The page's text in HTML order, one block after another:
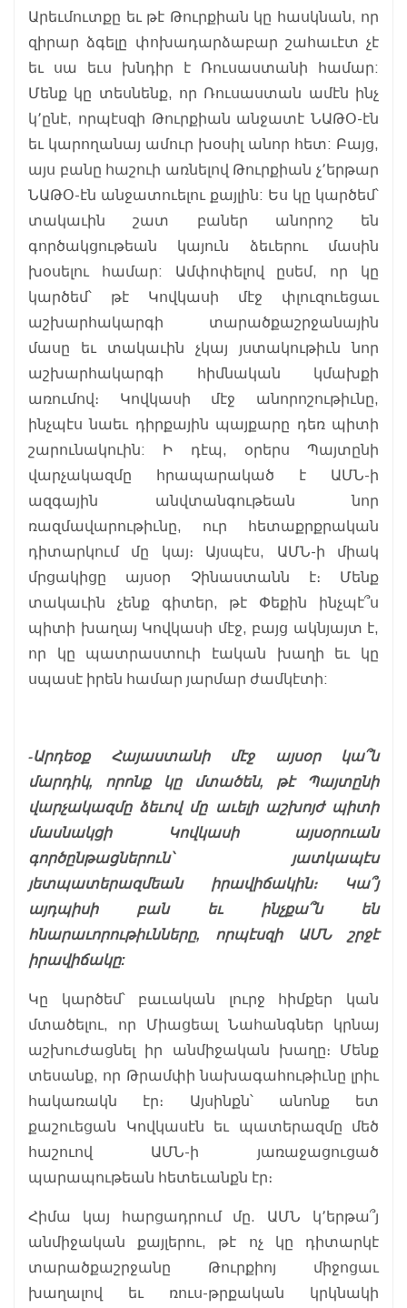
Արեւմուտքը եւ թէ Թուրքիան կը հասկնան, որ
զիրար ձգելը փոխադարձաբար շահաւէտ չէ
եւ սա եւս խնդիր է Ռուսաստանի համար:
Մենք կը տեսնենք, որ Ռուսաստան ամէն ինչ
կ՚ընէ, որպէսզի Թուրքիան անջատէ ՆԱԹՕ-էն
եւ կարողանայ ամուր խօսիլ անոր հետ: Բայց,
այս բանը հաշուի առնելով Թուրքիան չ՚երթար
ՆԱԹՕ-էն անջատուելու քայլին: Ես կը կարծեմ՝
տակաւին շատ բաներ անորոշ են
գործակցութեան կայուն ձեւերու մասին
խօսելու համար: Ամփոփելով ըսեմ, որ կը
կարծեմ՝ թէ Կովկասի մէջ փլուզուեցաւ
աշխարհակարգի տարածքաշրջանային
մասը եւ տակաւին չկայ յստակութիւն նոր
աշխարհակարգի հիմնական կմախքի
առումով։ Կովկասի մէջ անորոշութիւնը,
ինչպէս նաեւ դիրքային պայքարը դեռ պիտի
շարունակուին: Ի դէպ, օրերս Պայտընի
վարչակազմը հրապարակած է ԱՄՆ-ի
ազգային անվտանգութեան նոր
ռազմավարութիւնը, ուր հետաքրքրական
դիտարկում մը կայ։ Այսպէս, ԱՄՆ-ի միակ
մրցակիցը այսօր Չինաստանն է։ Մենք
տակաւին չենք գիտեր, թէ Փեքին ինչպէ՞ս
պիտի խաղայ Կովկասի մէջ, բայց ակնյայտ է,
որ կը պատրաստուի էական խաղի եւ կը
սպասէ իրեն համար յարմար ժամկէտի:
-Արդեօք Հայաստանի մէջ այսօր կա՞ն
մարդիկ, որոնք կը մտածեն, թէ Պայտընի
վարչակազմը ձեւով մը աւելի աշխոյժ պիտի
մասնակցի Կովկասի այսօրուան
գործընթացներուն՝ յատկապէս
յետպատերազմեան իրավիճակին։ Կա՞յ
այդպիսի բան եւ ինչքա՞ն են
հնարաւորութիւնները, որպէսզի ԱՄՆ շրջէ
իրավիճակը:
Կը կարծեմ՝ բաւական լուրջ հիմքեր կան
մտածելու, որ Միացեալ Նահանգներ կրնայ
աշխուժացնել իր անմիջական խաղը։ Մենք
տեսանք, որ Թրամփի նախագահութիւնը լրիւ
հակառակն էր։ Այսինքն՝ անոնք ետ
քաշուեցան Կովկասէն եւ պատերազմը մեծ
հաշուով ԱՄՆ-ի յառաջացուցած
պարապութեան հետեւանքն էր։
Հիմա կայ հարցադրում մը. ԱՄՆ կ՚երթա՞յ
անմիջական քայլերու, թէ ոչ կը դիտարկէ
տարածքաշրջանը Թուրքիոյ միջոցաւ
խաղալով եւ ռուս-թրքական կրկնակի